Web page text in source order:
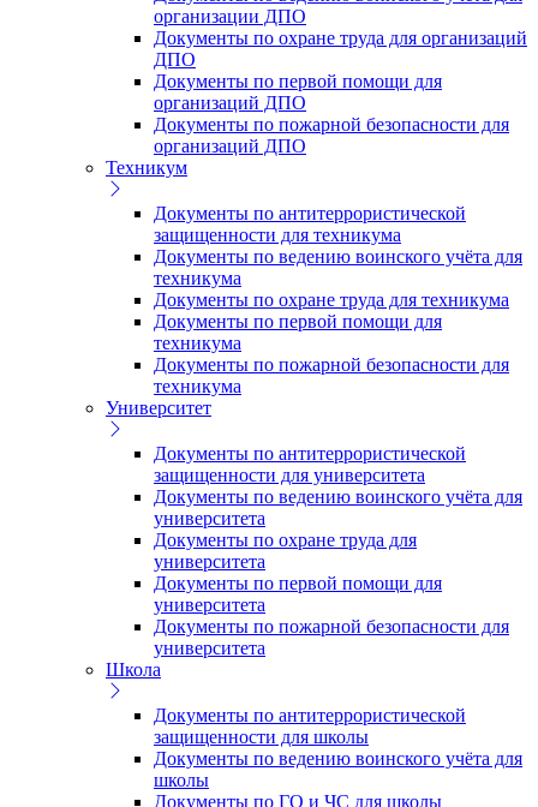
организации ДПО
Документы по охране труда для организаций
ДПО
Документы по первой помощи для
организаций ДПО
Документы по пожарной безопасности для
организаций ДПО
Техникум
Документы по антитеррористической
защищенности для техникума
Документы по ведению воинского учёта для
техникума
Документы по охране труда для техникума
Документы по первой помощи для
техникума
Документы по пожарной безопасности для
техникума
Университет
Документы по антитеррористической
защищенности для университета
Документы по ведению воинского учёта для
университета
Документы по охране труда для
университета
Документы по первой помощи для
университета
Документы по пожарной безопасности для
университета
Школа
Документы по антитеррористической
защищенности для школы
Документы по ведению воинского учёта для
школы
Документы по ГО и ЧС для школы